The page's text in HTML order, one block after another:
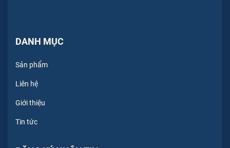
DANH MỤC
Sản phẩm
Liên hệ
Giới thiệu
Tin tức